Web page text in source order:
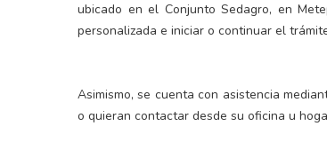
ubicado en el Conjunto Sedagro, en
personalizada e iniciar o continuar el
Asimismo, se cuenta con asistencia
o quieran contactar desde su oficina u